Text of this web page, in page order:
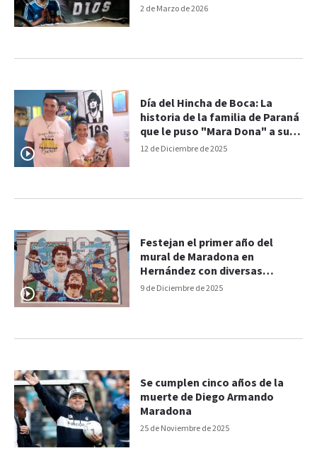
2 de Marzo de 2026
12 de Diciembre de 2025
Día del Hincha de Boca: La
historia de la familia de Paraná
que le puso "Mara Dona" a su
hija
9 de Diciembre de 2025
Festejan el primer año del
mural de Maradona en
Hernández con diversas
actividades
25 de Noviembre de 2025
Se cumplen cinco años de la
muerte de Diego Armando
Maradona